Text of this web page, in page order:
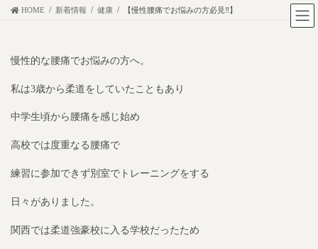
HOME 新着情報 健康 【慢性腰痛でお悩みの方必見‼︎】
慢性的な腰痛でお悩みの方へ。
私は3歳から柔道をしていたこともあり
中学生頃から腰痛を感じ始め
高校では度重なる腰痛で
練習に参加できず別室でトレーニングをする
日々がありました。
関西では柔道強豪校に入る学校だったため